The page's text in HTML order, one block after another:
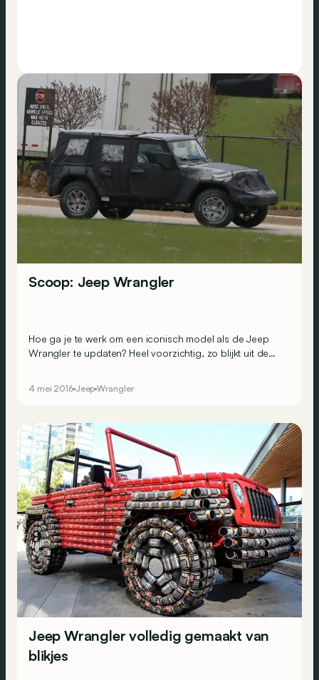
Scoop: Jeep Wrangler
Hoe ga je te werk om een iconisch model als de Jeep
Wrangler te updaten? Heel voorzichtig, zo blijkt uit de
4 mei 2016 Jeep Wrangler
Jeep Wrangler volledig gemaakt van
blikjes